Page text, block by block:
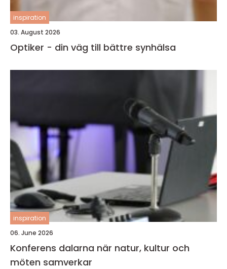
inspiration
03. August 2026
Optiker - din väg till bättre synhälsa
inspiration
06. June 2026
Konferens dalarna när natur, kultur och
möten samverkar